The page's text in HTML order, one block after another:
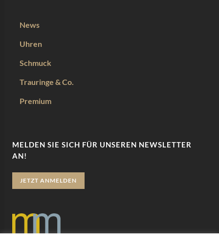
News
Uhren
Schmuck
Trauringe & Co.
Premium
MELDEN SIE SICH FÜR UNSEREN NEWSLETTER
AN!
JETZT ANMELDEN